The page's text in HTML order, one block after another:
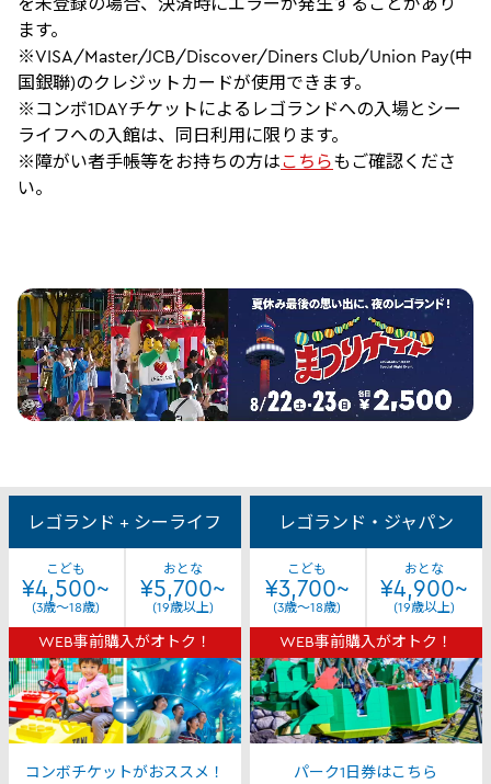
ます。
※VISA/Master/JCB/Discover/Diners Club/Union Pay(中
国銀聯)のクレジットカードが使用できます。
※コンボ1DAYチケットによるレゴランドへの入場とシー
ライフへの入館は、同日利用に限ります。
※障がい者手帳等をお持ちの方はこちらもご確認くださ
い。
Tickets
Passes
レゴランド + シーライフ
こども
¥4,500~
(3歳～18歳)
おとな
¥5,700~
(19歳以上)
WEB事前購入がオトク！
コンボチケットがおススメ！
レゴランド・ジャパン
こども
¥3,700~
(3歳～18歳)
おとな
¥4,900~
(19歳以上)
WEB事前購入がオトク！
パーク1日券はこちら